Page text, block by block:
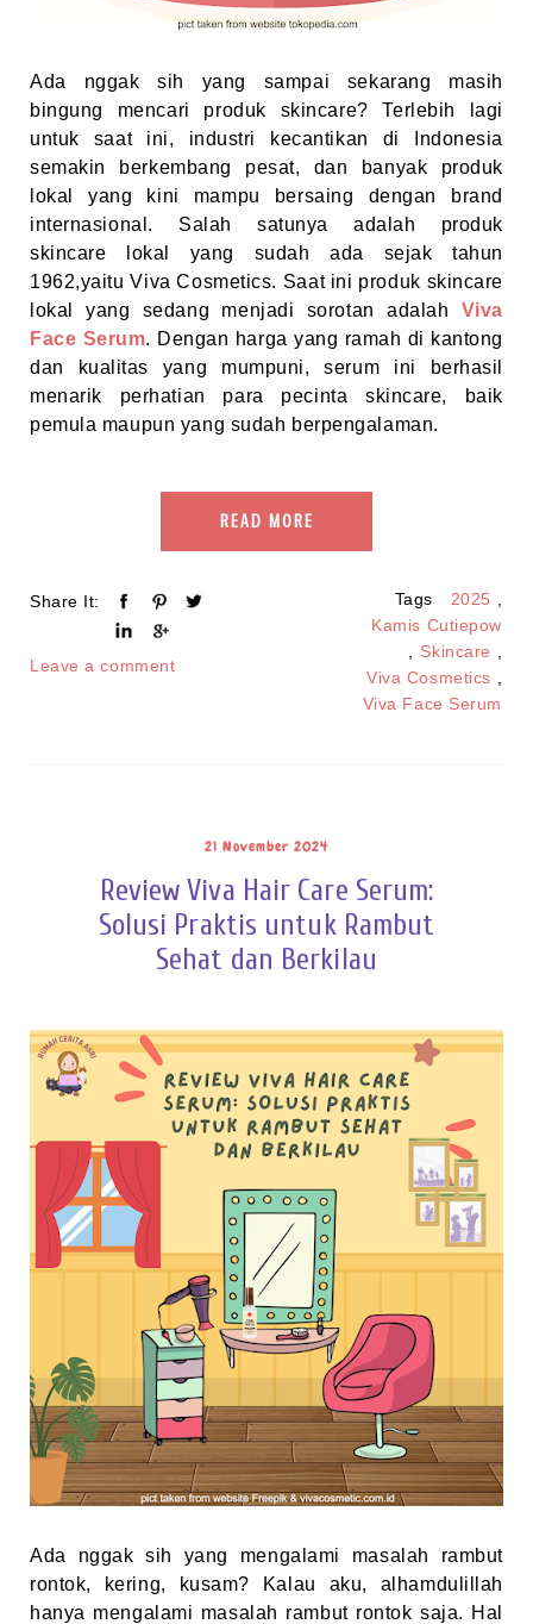
Ada nggak sih yang sampai sekarang masih
bingung mencari produk skincare? Terlebih lagi
untuk saat ini, industri kecantikan di Indonesia
semakin berkembang pesat, dan banyak produk
lokal yang kini mampu bersaing dengan brand
internasional. Salah satunya adalah produk
skincare lokal yang sudah ada sejak tahun
1962,yaitu Viva Cosmetics. Saat ini produk skincare
lokal yang sedang menjadi sorotan adalah Viva
Face Serum. Dengan harga yang ramah di kantong
dan kualitas yang mumpuni, serum ini berhasil
menarik perhatian para pecinta skincare, baik
pemula maupun yang sudah berpengalaman.
READ MORE
Share It:
Leave a comment
Tags 2025
Kamis Cutiepow
Skincare
Viva Cosmetics
Viva Face Serum
21 November 2024
Review Viva Hair Care Serum:
Solusi Praktis untuk Rambut
Sehat dan Berkilau
Ada nggak sih yang mengalami masalah rambut
rontok, kering, kusam? Kalau aku, alhamdulillah
hanya mengalami masalah rambut rontok saja. Hal